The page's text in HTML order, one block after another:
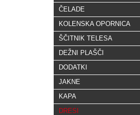
ČELADE
KOLENSKA OPORNICA
ŠČITNIK TELESA
DEŽNI PLAŠČI
DODATKI
JAKNE
KAPA
DRESI